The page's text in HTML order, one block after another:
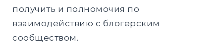
получить и полномочия по
взаимодействию с блогерским
сообществом.